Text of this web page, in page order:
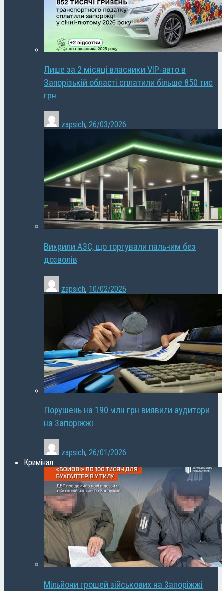
Лише за 2 місяці власники VIP-авто в
Запорізькій області сплатили більше 850 тис
грн
zapsich, 26/03/2026
Викрили АЗС, що торгували пальним без
дозволів
zapsich, 10/02/2026
Порушень на 190 млн грн виявили аудитори
на Запоріжжі
zapsich, 26/01/2026
Кримінал
Мільйони грошей військових на Запоріжжі